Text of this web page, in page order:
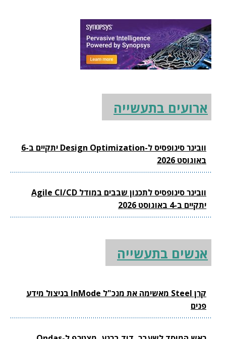
ארועים בתעשייה
וובינר סינופסיס ל-Design Optimization יתקיים ב-6
באוגוסט 2026
וובינר סינופסיס לתכנון שבבים במודל Agile CI/CD
יתקיים ב-4 באוגוסט 2026
אנשים בתעשייה
קרן Steel מאשימה את מנכ"ל InMode בניצול מידע
פנים